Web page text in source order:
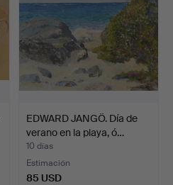
EDWARD JANGÖ. Día de
verano en la playa, ó…
10 días
Estimación
85 USD